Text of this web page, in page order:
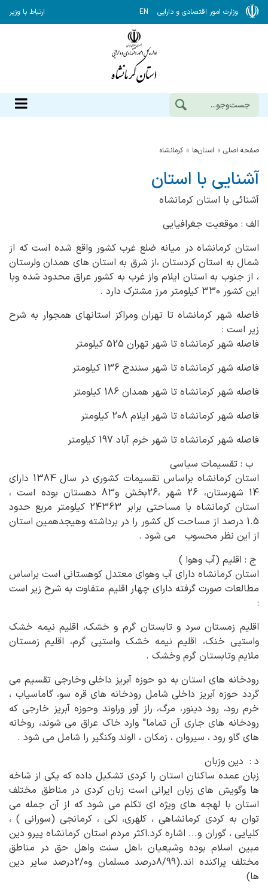
وزارت امور اقتصادی و دارایی EN ارتباط با وزیر
صفحه اصلی استان‌ها كرمانشاه
آشنایی با استان
آشنائی با استان کرمانشاه
الف : موقعیت جغرافیایی
استان کرمانشاه در میانه ضلع غرب کشور واقع شده است که از
شمال به استان کردستان ،از شرق به استان های همدان ولرستان
، از جنوب به استان ایلام واز غرب به کشور عراق محدود شده وبا
این کشور 330 کیلومتر مرز مشترک دارد .
فاصله شهر کرمانشاه تا تهران ومراکز استانهای همجوار به شرح
زیر است :
فاصله شهر کرمانشاه تا شهر تهران 525 کیلومتر
فاصله شهر کرمانشاه تا شهر سنندج 136 کیلومتر
فاصله شهر کرمانشاه تا شهر همدان 186 کیلومتر
فاصله شهر کرمانشاه تا شهر ایلام 208 کیلومتر
فاصله شهر کرمانشاه تا شهر خرم آباد 197 کیلومتر
ب : تقسیمات سیاسی
استان کرمانشاه براساس تقسیمات کشوری در سال 1384 دارای
14 شهرستان، 26 شهر ،26بخش و83 دهستان بوده است ،
استان کرمانشاه با مساحتی برابر 24363 کیلومتر مربع حدود
1.5 درصد از مساحت کل کشور را در برداشته وهیجدهمین استان
از این نظر محسوب می شود .
ج : اقلیم (‌آب وهوا )
استان کرمانشاه دارای آب وهوای معتدل کوهستانی است براساس
مطالعات صورت گرفته دارای چهار اقلیم متفاوت به شرح زیر است
:
اقلیم زمستان سرد و تابستان گرم و خشک، اقلیم نیمه خشک
واستپی خنک، اقلیم نیمه خشک واستپی گرم، اقلیم زمستان
ملایم وتابستان گرم وخشک .
رودخانه های استان به دو حوزه آبریز داخلی وخارجی تقسیم می
گردد حوزه آبریز داخلی شامل رودخانه های قره سو، گاماسیاب ،
خرم رود، رود دینور، مرگ، راز آور وراوند وحوزه آبریز خارجی که
رودخانه های جاری آن تماما" وارد خاک عراق می شوند، روخانه
های گاو رود ، سیروان ، زمکان ، الوند وکنگیر را شامل می شود .
د : دین وزبان
زبان عمده ساکنان استان را کردی تشکیل داده که یکی از شاخه
ها وگویش های زبان ایرانی است زبان کردی در مناطق مختلف
استان با لهجه های ویژه ای تکلم می شود که از آن جمله می
توان به کردی کرمانشاهی ، کلهری، لکی ، کرمانجی (سورانی ) ،
کلیایی ، گوران و... اشاره کرد.اکثر مردم استان کرمانشاه پیرو دین
مبین اسلام بوده وشیعیان ،اهل سنت واهل حق در مناطق
مختلف پراکنده اند.(8/99درصد مسلمان و2/0درصد سایر دین
ها)